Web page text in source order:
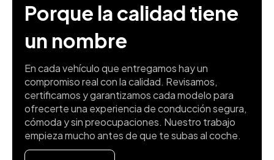
Porque la calidad tiene
un nombre
En cada vehículo que entregamos hay un
compromiso real con la calidad. Revisamos,
certificamos y garantizamos cada modelo para
ofrecerte una experiencia de conducción segura,
cómoda y sin preocupaciones. Nuestro trabajo
empieza mucho antes de que te subas al coche.